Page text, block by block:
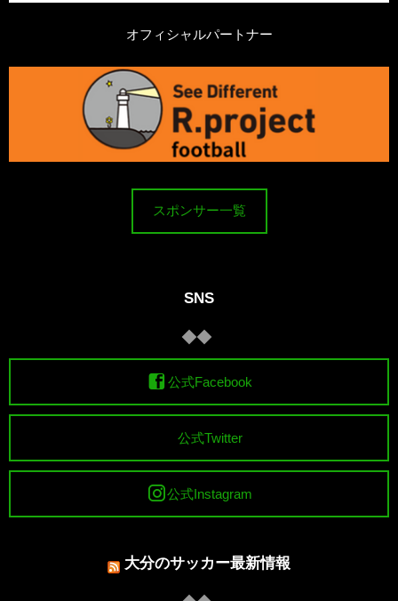
オフィシャルパートナー
スポンサー一覧
SNS
公式Facebook
公式Twitter
公式Instagram
大分のサッカー最新情報